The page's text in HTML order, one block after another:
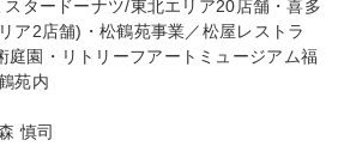
タードーナツ/東北エリア20店舗・喜多
ア2店舗)・松鶴苑事業／松屋レストラ
庭園・リトリーフアートミュージアム福
苑内
慎司